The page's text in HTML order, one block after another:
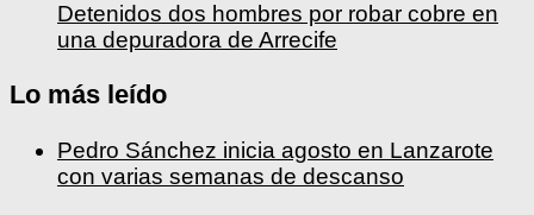
Detenidos dos hombres por robar cobre en
una depuradora de Arrecife
Lo más leído
Pedro Sánchez inicia agosto en Lanzarote
con varias semanas de descanso